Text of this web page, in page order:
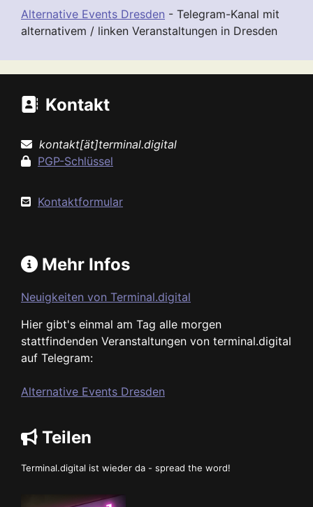
Alternative Events Dresden - Telegram-Kanal mit
alternativem / linken Veranstaltungen in Dresden
Kontakt
kontakt[ät]terminal.digital
PGP-Schlüssel
Kontaktformular
Mehr Infos
Neuigkeiten von Terminal.digital
Hier gibt's einmal am Tag alle morgen
stattfindenden Veranstaltungen von terminal.digital
auf Telegram:
Alternative Events Dresden
Teilen
Terminal.digital ist wieder da - spread the word!